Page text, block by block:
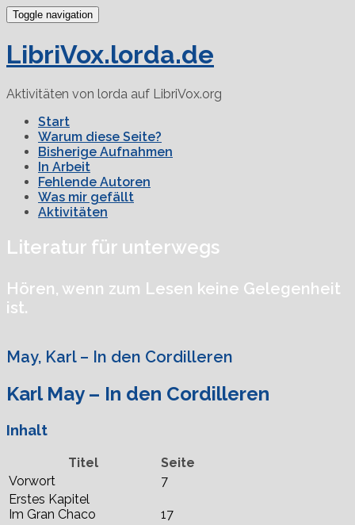
Toggle navigation
LibriVox.lorda.de
Aktivitäten von lorda auf LibriVox.org
Start
Warum diese Seite?
Bisherige Aufnahmen
In Arbeit
Fehlende Autoren
Was mir gefällt
Aktivitäten
Literatur für unterwegs
Hören, wenn zum Lesen keine Gelegenheit
ist.
May, Karl – In den Cordilleren
Karl May – In den Cordilleren
Inhalt
Titel
Seite
Vorwort
7
Erstes Kapitel
Im Gran Chaco
17